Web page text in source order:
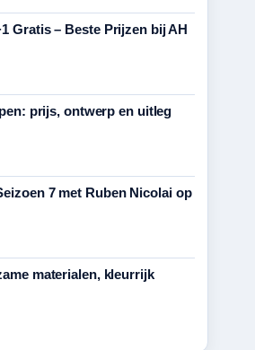
Gratis – Beste Prijzen bij AH
prijs, ontwerp en uitleg
7 met Ruben Nicolai op
materialen, kleurrijk